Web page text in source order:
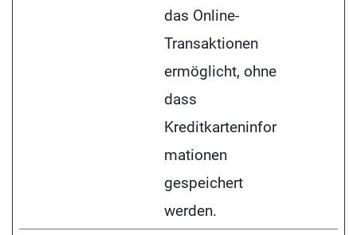
das Online-
Transaktionen
ermöglicht, ohne
dass
Kreditkarteninfor
mationen
gespeichert
werden.